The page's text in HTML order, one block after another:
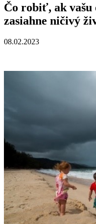
Čo robiť, ak vašu
zasiahne ničivý
08.02.2023